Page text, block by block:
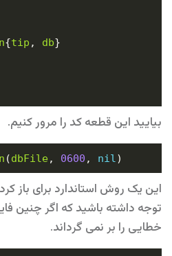
{tip , db
بیایید این قطعه کد را مرور کنیم.
(dbFile, 0600 , nil
توجه داشته باشید که اگر چنین
خطایی را بر نمی گرداند.